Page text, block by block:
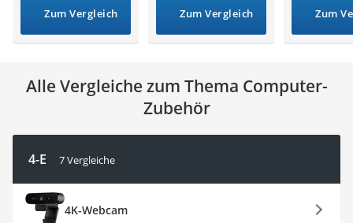
Zum Vergleich Zum Vergleich Zum
Alle Vergleiche zum Thema Computer-
Zubehör
4-E 7 Vergleiche
4K-Webcam